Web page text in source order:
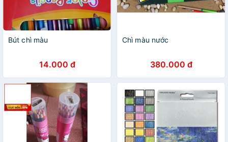
Bút chì màu
14.000 đ
Chì màu nước
380.000 đ